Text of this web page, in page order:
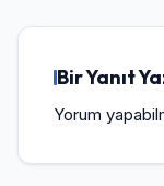
Bir Yanıt
Yorum